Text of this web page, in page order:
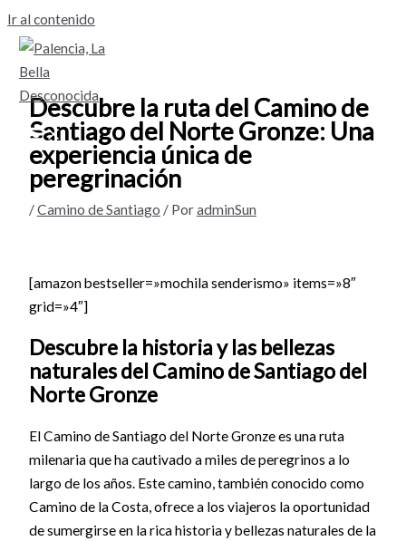
Ir al contenido
Descubre la ruta del Camino de
Santiago del Norte Gronze: Una
experiencia única de
peregrinación
/Camino de Santiago / PoradminSun
[amazon bestseller=»mochila senderismo» items=»8″
grid=»4″]
Descubre la historia y las bellezas
naturales del Camino de Santiago del
Norte Gronze
El Camino de Santiago del Norte Gronze es una ruta
milenaria que ha cautivado a miles de peregrinos a lo
largo de los años. Este camino, también conocido como
Camino de la Costa, ofrece a los viajeros la oportunidad
de sumergirse en la rica historia y bellezas naturales de la